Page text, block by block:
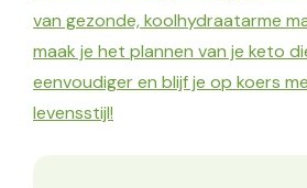
van gezonde, koolhydraatarme
maak je het plannen van je keto
eenvoudiger en blijf je op koers
levensstijl!